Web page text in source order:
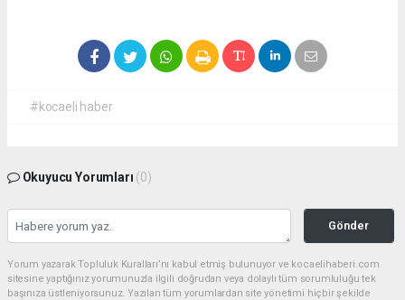
#kocaeli haber
Okuyucu Yorumları (0)
Gönder
Yorum yazarak Topluluk Kuralları’nı kabul etmiş bulunuyor ve kocaelihaberi.com
sitesine yaptığınız yorumunuzla ilgili doğrudan veya dolaylı tüm sorumluluğu tek
başınıza üstleniyorsunuz. Yazılan tüm yorumlardan site yönetimi hiçbir şekilde